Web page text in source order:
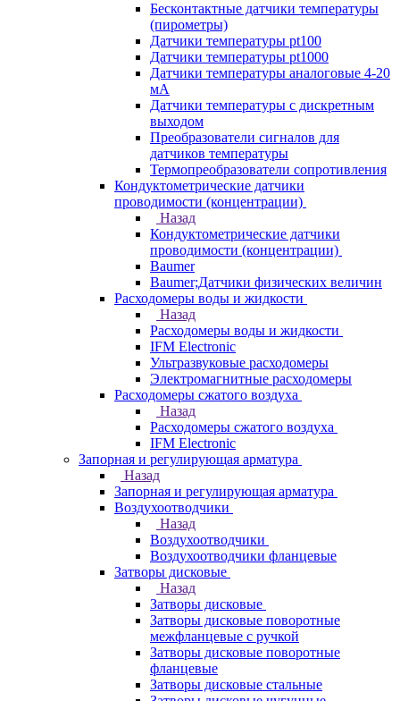
Бесконтактные датчики температуры
(пирометры)
Датчики температуры pt100
Датчики температуры pt1000
Датчики температуры аналоговые 4-20
мА
Датчики температуры с дискретным
выходом
Преобразователи сигналов для
датчиков температуры
Термопреобразователи сопротивления
Кондуктометрические датчики
проводимости (концентрации)
Назад
Кондуктометрические датчики
проводимости (концентрации)
Baumer
Baumer;Датчики физических величин
Расходомеры воды и жидкости
Назад
Расходомеры воды и жидкости
IFM Electronic
Ультразвуковые расходомеры
Электромагнитные расходомеры
Расходомеры сжатого воздуха
Назад
Расходомеры сжатого воздуха
IFM Electronic
Запорная и регулирующая арматура
Назад
Запорная и регулирующая арматура
Воздухоотводчики
Назад
Воздухоотводчики
Воздухоотводчики фланцевые
Затворы дисковые
Назад
Затворы дисковые
Затворы дисковые поворотные
межфланцевые с ручкой
Затворы дисковые поворотные
фланцевые
Затворы дисковые стальные